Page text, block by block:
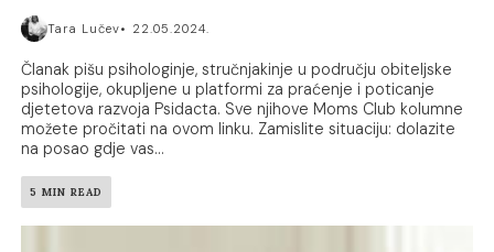
Tara Lučev 22.05.2024.
Članak pišu psihologinje, stručnjakinje u području obiteljske
psihologije, okupljene u platformi za praćenje i poticanje
djetetova razvoja Psidacta. Sve njihove Moms Club kolumne
možete pročitati na ovom linku. Zamislite situaciju: dolazite
na posao gdje vas...
5 MIN READ